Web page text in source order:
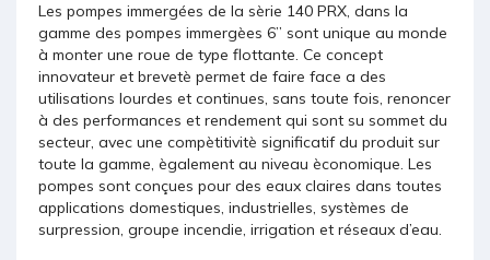
Les pompes immergées de la sèrie 140 PRX, dans la
gamme des pompes immergèes 6’’ sont unique au monde
à monter une roue de type flottante. Ce concept
innovateur et brevetè permet de faire face a des
utilisations lourdes et continues, sans toute fois, renoncer
à des performances et rendement qui sont su sommet du
secteur, avec une compètitivitè significatif du produit sur
toute la gamme, ègalement au niveau èconomique. Les
pompes sont conçues pour des eaux claires dans toutes
applications domestiques, industrielles, systèmes de
surpression, groupe incendie, irrigation et réseaux d’eau.